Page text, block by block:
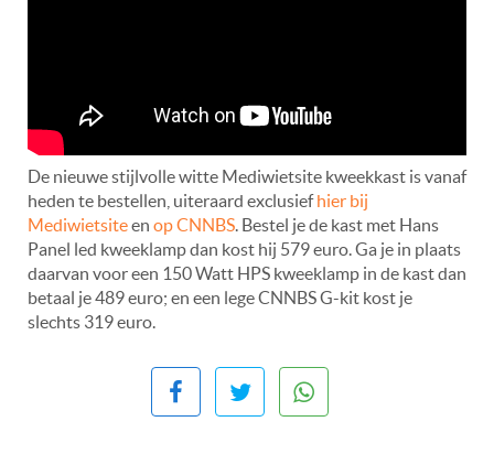
De nieuwe stijlvolle witte Mediwietsite kweekkast is vanaf
heden te bestellen, uiteraard exclusiefhier bij
Mediwietsiteen op CNNBS. Bestel je de kast met Hans
Panel led kweeklamp dan kost hij 579 euro. Ga je in plaats
daarvan voor een 150 Watt HPS kweeklamp in de kast dan
betaal je 489 euro; en een lege CNNBS G-kit kost je
slechts 319 euro.